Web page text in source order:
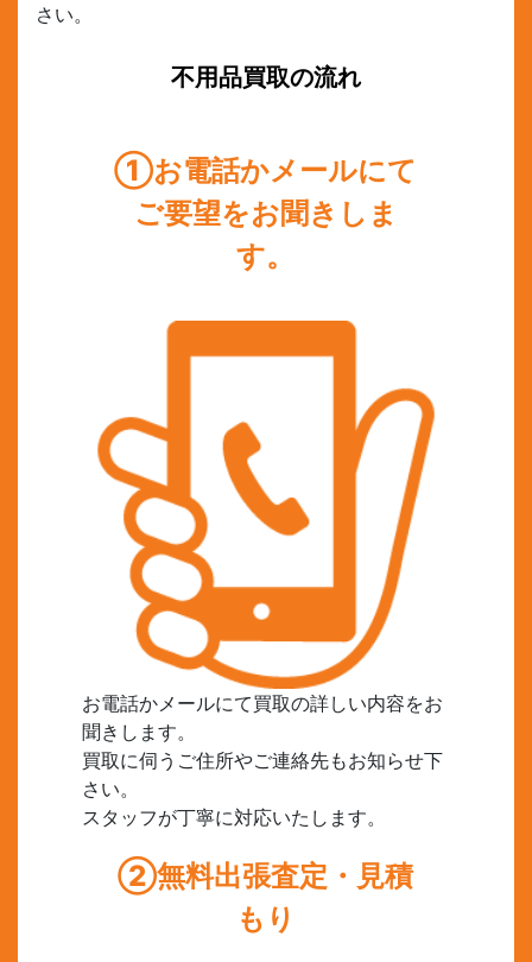
さい。
不用品買取の流れ
①お電話かメールにて
ご要望をお聞きしま
す。
お電話かメールにて買取の詳しい内容をお
聞きします。
買取に伺うご住所やご連絡先もお知らせ下
さい。
スタッフが丁寧に対応いたします。
②無料出張査定・見積
もり